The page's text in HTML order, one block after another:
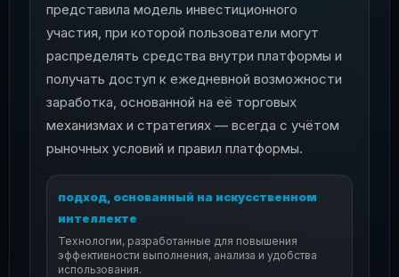
представила модель инвестиционного
участия, при которой пользователи могут
распределять средства внутри платформы и
получать доступ к ежедневной возможности
заработка, основанной на её торговых
механизмах и стратегиях — всегда с учётом
рыночных условий и правил платформы.
подход, основанный на искусственном
интеллекте
Технологии, разработанные для повышения
эффективности выполнения, анализа и удобства
использования.